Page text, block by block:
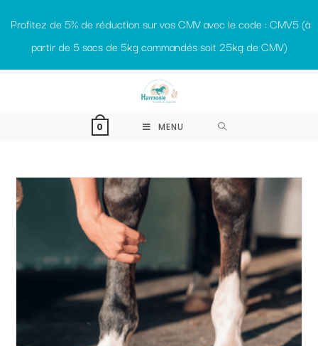
Profitez de 5% de réduction sur vos CMV avec le code : CMV5 (à
partir de 5 sacs de 5kg commandés soit 25kg de CMV)
0 MENU